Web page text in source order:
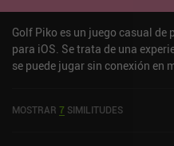
proporciona una experiencia
aficionados a los juegos de
probar.
Golf Piko es un juego casual
para iOS. Se trata de una
se puede jugar sin conexión en
MOSTRAR 7 SIMILITUDES